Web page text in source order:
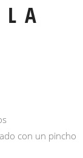
con un pincho